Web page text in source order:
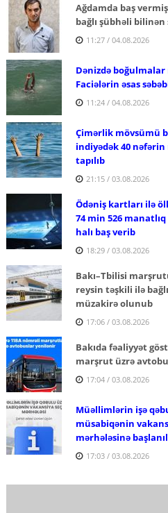
Ağdamda baş
bağlı şübhəli bilinən
11:27 / 04.08.2026
Dənizdə boğulmalar
Faciələrin əsas
11:24 / 04.08.2026
Çimərlik mövsümü
indiyədək 40
tapılıb
21:15 / 03.08.2026
Ödəniş kartları ilə
74 min 526 manatlıq
halı baş verib
18:29 / 03.08.2026
Bakı–Tbilisi
reysin təşkili ilə
müzakirə olunub
17:06 / 03.08.2026
Bakıda fəaliyyət
marşrut üzrə
17:04 / 03.08.2026
Müəllimlərin işə
müsabiqənin
mərhələsinə
17:03 / 03.08.2026